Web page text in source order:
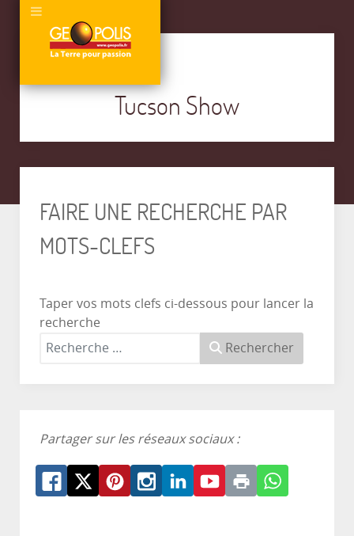
Tucson Show
FAIRE UNE RECHERCHE PAR
MOTS-CLEFS
Taper vos mots clefs ci-dessous pour lancer la
recherche
Rechercher
Partager sur les réseaux sociaux :